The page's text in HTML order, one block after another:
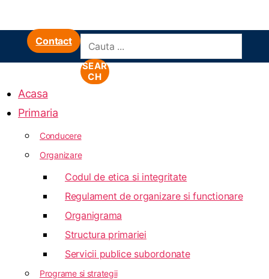
Contact
SEAR
CH
Acasa
Primaria
Conducere
Organizare
Codul de etica si integritate
Regulament de organizare si functionare
Organigrama
Structura primariei
Servicii publice subordonate
Programe si strategii